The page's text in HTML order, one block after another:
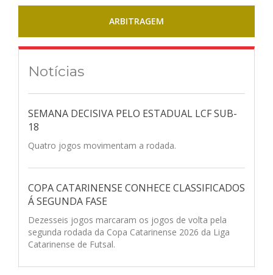
ARBITRAGEM
Notícias
SEMANA DECISIVA PELO ESTADUAL LCF SUB-
18
Quatro jogos movimentam a rodada.
COPA CATARINENSE CONHECE CLASSIFICADOS
Á SEGUNDA FASE
Dezesseis jogos marcaram os jogos de volta pela
segunda rodada da Copa Catarinense 2026 da Liga
Catarinense de Futsal.